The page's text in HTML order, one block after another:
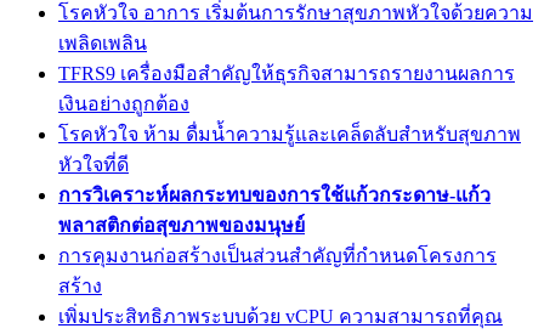
โรคหัวใจ อาการ เริ่มต้นการรักษาสุขภาพหัวใจด้วยความ
เพลิดเพลิน
TFRS9 เครื่องมือสำคัญให้ธุรกิจสามารถรายงานผลการ
เงินอย่างถูกต้อง
โรคหัวใจ ห้าม ดื่มน้ำความรู้และเคล็ดลับสำหรับสุขภาพ
หัวใจที่ดี
การวิเคราะห์ผลกระทบของการใช้แก้วกระดาษ-แก้ว
พลาสติกต่อสุขภาพของมนุษย์
การคุมงานก่อสร้างเป็นส่วนสำคัญที่กำหนดโครงการ
สร้าง
เพิ่มประสิทธิภาพระบบด้วย vCPU ความสามารถที่คุณ